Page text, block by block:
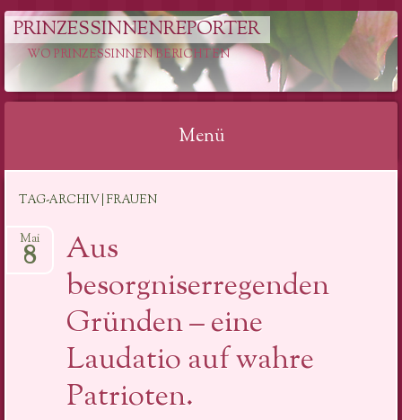
PRINZESSINNENREPORTER
WO PRINZESSINNEN BERICHTEN
Menü
Inhalt
TAG-ARCHIV | FRAUEN
Aus
besorgniserregenden
Gründen – eine
Laudatio auf wahre
Patrioten.
Mai
8